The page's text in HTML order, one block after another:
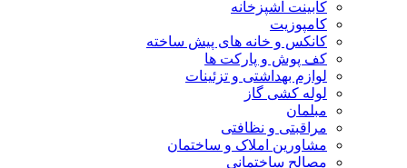
کابینت آشپزخانه
کامپوزیت
کانکس و خانه های پیش ساخته
کف پوش و پارکت ها
لوازم بهداشتی و تزئینات
لوله کشی گاز
مبلمان
مراقبتی و نظافتی
مشاورین املاک و ساختمان
مصالح ساختمانی